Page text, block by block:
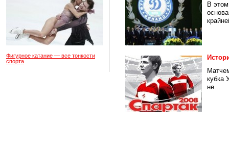
Фигурное катание — все тонкости
спорта
В
кубка
не...